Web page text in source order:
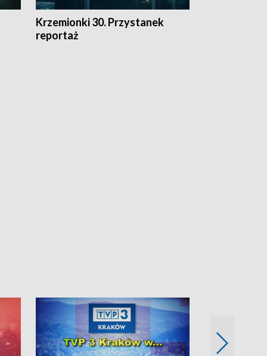
Krzemionki 30. Przystanek
reportaż